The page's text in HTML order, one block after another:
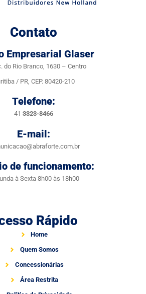
Contato
Empresarial Glaser
do Rio Branco, 1630 – Centro
/ PR, CEP. 80420-210
Telefone:
41 3323-8466
E-mail:
de funcionamento:
à Sexta 8h00 às 18h00
Rápido
Home
Quem Somos
Concessionárias
Área Restrita